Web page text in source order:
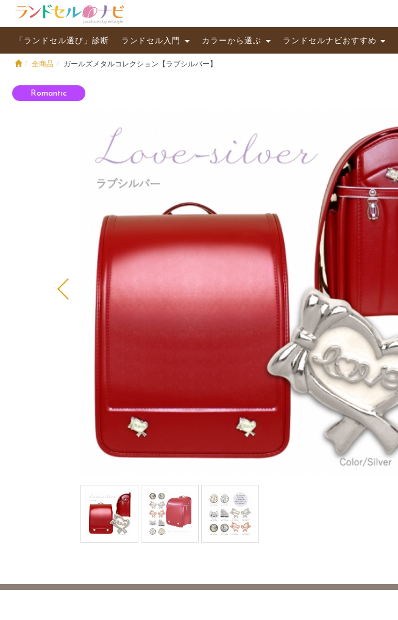
「ランドセル選び」診断 ランドセル入門 カラーから選ぶ ランドセルナビおすすめ
全商品 ガールズメタルコレクション【ラブシルバー】